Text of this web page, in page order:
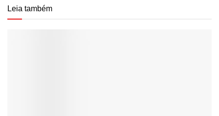
Leia também